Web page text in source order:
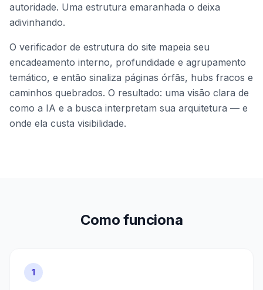
autoridade. Uma estrutura emaranhada o deixa
adivinhando.
O verificador de estrutura do site mapeia seu
encadeamento interno, profundidade e agrupamento
temático, e então sinaliza páginas órfãs, hubs fracos e
caminhos quebrados. O resultado: uma visão clara de
como a IA e a busca interpretam sua arquitetura — e
onde ela custa visibilidade.
Como funciona
1